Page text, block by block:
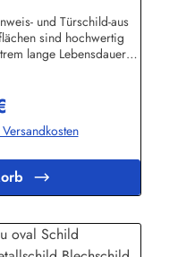
und Türschild-aus
sind hochwertig
lange Lebensdauer
werden, weil sonst
Emailleschilder können
geht's zu den
Bini Inh. Eda
1a22457
Preis: